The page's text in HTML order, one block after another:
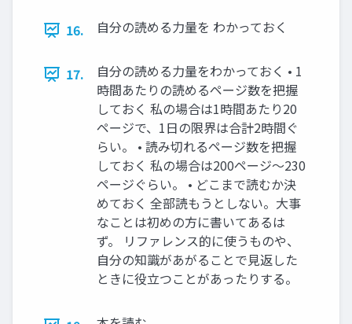
16. 自分の読める力量を わかっておく
17.
自分の読める力量をわかっておく • 1
時間あたりの読めるページ数を把握
しておく 私の場合は1時間あたり20
ページで、1日の限界は合計2時間ぐ
らい。 • 読み切れるページ数を把握
しておく 私の場合は200ページ〜230
ページぐらい。 • どこまで読むか決
めておく 全部読もうとしない。大事
なことは初めの方に書いてあるは
ず。 リファレンス的に使うものや、
自分の知識があがることで見返した
ときに役立つことがあったりする。